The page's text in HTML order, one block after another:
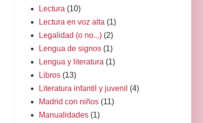
Lectura (10)
Lectura en voz alta (1)
Legalidad (o no...) (2)
Lengua de signos (1)
Lengua y literatura (1)
Libros (13)
Literatura infantil y juvenil (4)
Madrid con niños (11)
Manualidades (1)